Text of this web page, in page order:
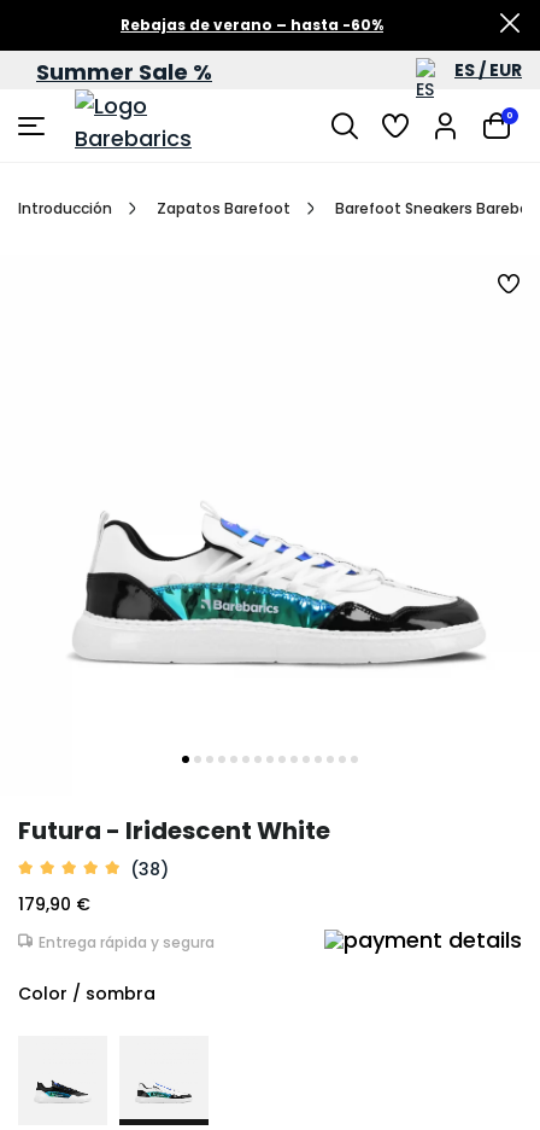
Rebajas de verano – hasta -60%
Summer Sale % ES / EUR
0
Introducción Zapatos Barefoot Barefoot Sneakers
Futura - Iridescent White
(38)
179,90 €
Entrega rápida y segura
Color / sombra